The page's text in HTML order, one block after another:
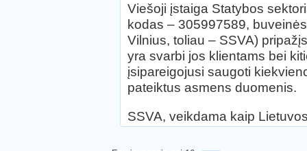
Viešoji įstaiga Statybos
kodas – 305997589,
Vilnius, toliau – SSVA)
yra svarbi jos klientams bei
įsipareigojusi saugoti
pateiktus asmens duomenis.
SSVA, veikdama kaip
– LEI portalas, geoportal.lt)
valdytojas, nustatantis